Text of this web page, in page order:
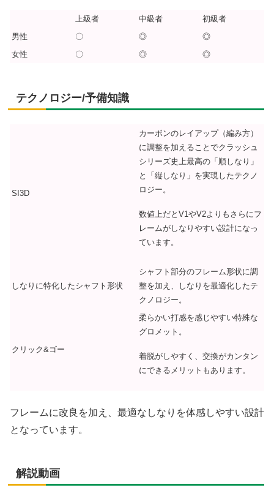
上級者 中級者
初級者
男性
〇 ◎
◎
女性
〇 ◎ ◎
テクノロジー/予備知識
SI3D
カーボンのレイアップ（編み方）
に調整を加えることでクラッシュ
シリーズ史上最高の「順しなり」
と「縦しなり」を実現したテクノ
ロジー。
数値上だとV1やV2よりもさらにフ
レームがしなりやすい設計になっ
ています。
しなりに特化したシャフト形状
シャフト部分のフレーム形状に調
整を加え、しなりを最適化したテ
クノロジー。
クリック&ゴー
柔らかい打感を感じやすい特殊な
グロメット。
着脱がしやすく、交換がカンタン
にできるメリットもあります。
フレームに改良を加え、最適なしなりを体感しやすい設計
となっています。
解説動画